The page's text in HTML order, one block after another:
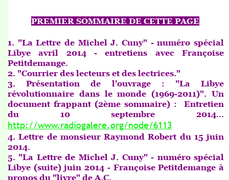
PREMIER SOMMAIRE DE CETTE PAGE
1. "La Lettre de Michel J. Cuny" - numéro spécial
Libye avril 2014 - entretiens avec Françoise
Petitdemange.
2. "Courrier des lecteurs et des lectrices."
3. Présentation de l'ouvrage : "La Libye
révolutionnaire dans le monde (1969-2011)". Un
document frappant (2ème sommaire) : Entretien
du 10 septembre 2014...
http://www.radiogalere.org/node/6113
4. Lettre de monsieur Raymond Robert du 15 juin
2014.
5. "La Lettre de Michel J. Cuny" - numéro spécial
Libye (suite) juin 2014 - Françoise Petitdemange à
propos du "livre" de A.C.